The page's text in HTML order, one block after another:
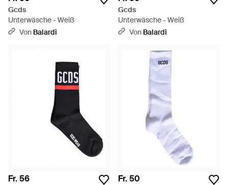
Gcds
Unterwäsche - Weiß
Von Balardi
Gcds
Unterwäsche - Weiß
Von Balardi
Fr. 56 Fr. 50